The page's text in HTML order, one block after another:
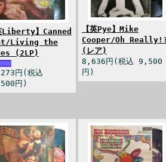
Liberty】Canned
Living the
(2LP)
円(税込
円)
【英Pye】Mike
Cooper/Oh
(レア)
8,636円(税込 9,500
円)